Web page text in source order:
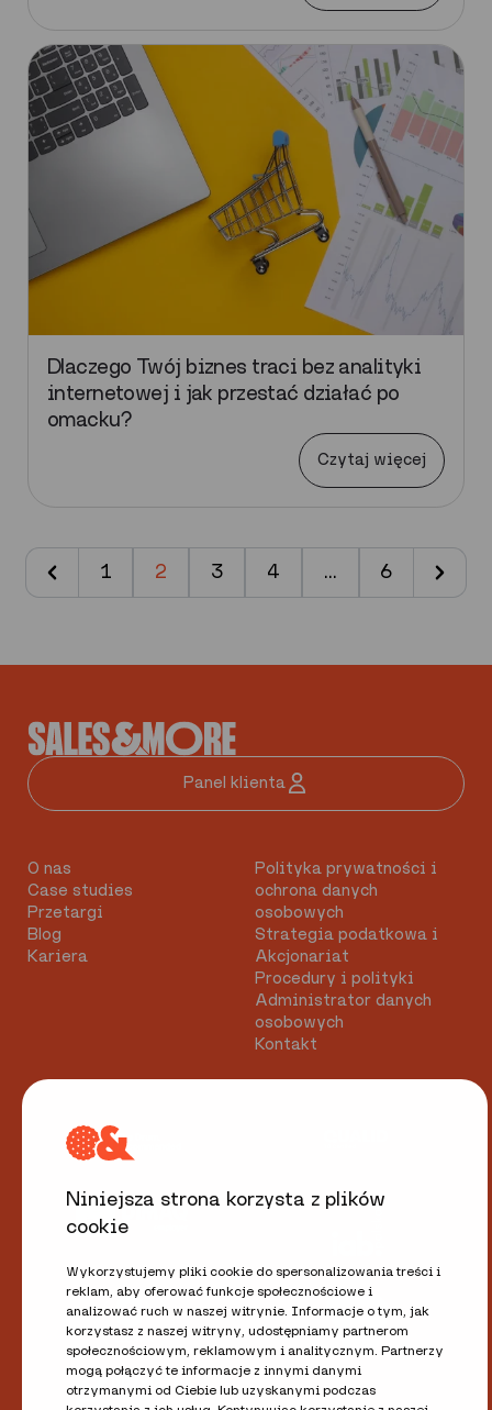
Niniejsza strona korzysta z plików
cookie
Wykorzystujemy pliki cookie do spersonalizowania treści i
reklam, aby oferować funkcje społecznościowe i
analizować ruch w naszej witrynie. Informacje o tym, jak
korzystasz z naszej witryny, udostępniamy partnerom
społecznościowym, reklamowym i analitycznym. Partnerzy
mogą połączyć te informacje z innymi danymi
otrzymanymi od Ciebie lub uzyskanymi podczas
Dlaczego Twój biznes traci bez analityki
internetowej i jak przestać działać po
omacku?
Czytaj więcej
1 2 3 4 … 6
Panel klienta
O nas
Case studies
Przetargi
Blog
Kariera
Polityka prywatności i
ochrona danych
osobowych
Strategia podatkowa i
Akcjonariat
Procedury i polityki
Administrator danych
osobowych
Kontakt